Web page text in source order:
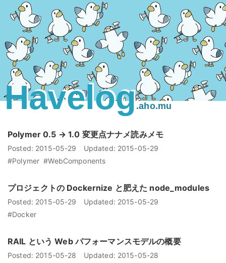
Havelog.aho.mu
Polymer 0.5 → 1.0 変更点ナナメ読みメモ
Posted: 2015-05-29 Updated: 2015-05-29
#Polymer #WebComponents
プロジェクトの Dockernize と肥えた node_modules
Posted: 2015-05-29 Updated: 2015-05-29
#Docker
RAIL という Web パフォーマンスモデルの概要
Posted: 2015-05-28 Updated: 2015-05-28